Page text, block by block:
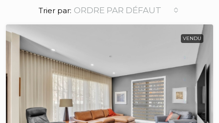
Trier par: ORDRE PAR DÉFAUT
VENDU